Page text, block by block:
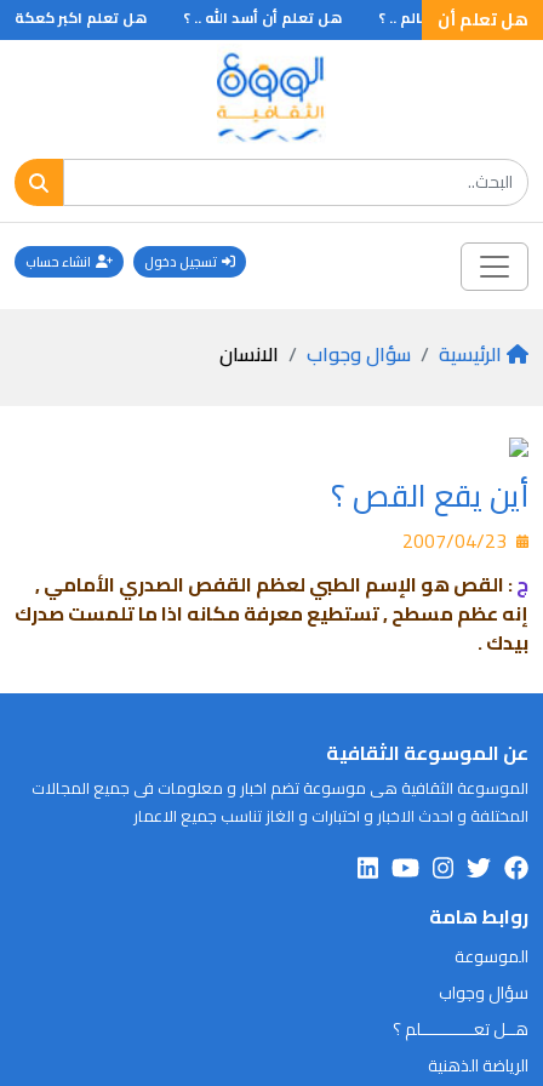
هل تعلم أن
بحيرة في العالم .. ؟ هل تعلم أن أسد الله .. ؟ هل تعلم اكبر كعكة
تسجيل دخول انشاء حساب
الرئيسية سؤال وجواب الانسان
أين يقع القص ؟
ج: القص هو الإسم الطبي لعظم القفص الصدري الأمامي ,
إنه عظم مسطح , تستطيع معرفة مكانه اذا ما تلمست صدرك
بيدك .
عن الموسوعة الثقافية
الموسوعة الثقافية هى موسوعة تضم اخبار و معلومات فى جميع المجالات
المختلفة و احدث الاخبار و اختبارات و الغاز تناسب جميع الاعمار
روابط هامة
الموسوعة
سؤال وجواب
هــل تعـــــــــــلم ؟
الرياضة الذهنية